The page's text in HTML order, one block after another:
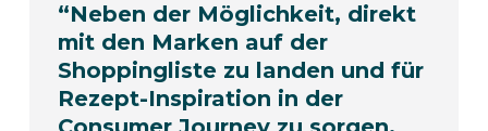
“Neben der Möglichkeit, direkt
mit den Marken auf der
Shoppingliste zu landen und für
Rezept-Inspiration in der